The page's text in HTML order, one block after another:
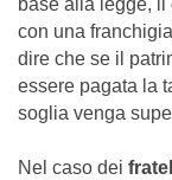
base alla legge, il
con una
dire che se il
essere pagata la
soglia venga
Nel caso dei